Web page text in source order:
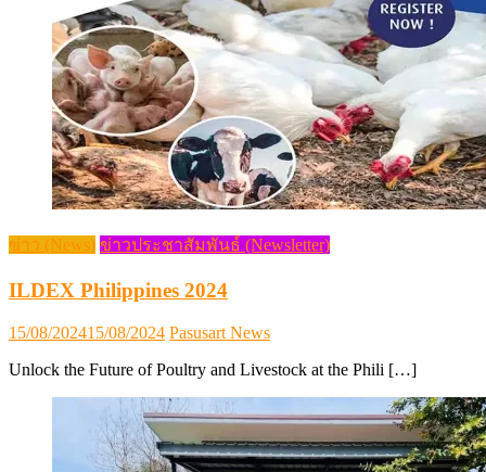
ข่าว (News) ข่าวประชาสัมพันธ์ (Newsletter)
ILDEX Philippines 2024
Posted
15/08/202415/08/2024 Author
Pasusart News
Unlock the Future of Poultry and Livestock at the Phili […]